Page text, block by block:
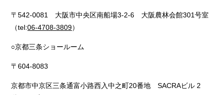
〒542-0081 大阪市中央区南船場3-2-6 大阪農林会館301号室
（tel:06-4708-3809）
○京都三条ショールーム
〒604-8083
京都市中京区三条通富小路西入中之町20番地 SACRAビル 2